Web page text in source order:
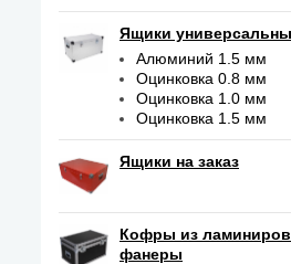
Ящики
Алюминий 1.5 мм
Оцинковка 0.8 мм
Оцинковка 1.0 мм
Оцинковка 1.5 мм
Ящики на заказ
Кофры из
фанеры